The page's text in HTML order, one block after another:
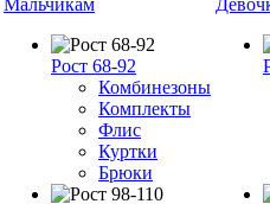
Мальчикам
Рост 68-92
Комбинезоны
Комплекты
Флис
Куртки
Брюки